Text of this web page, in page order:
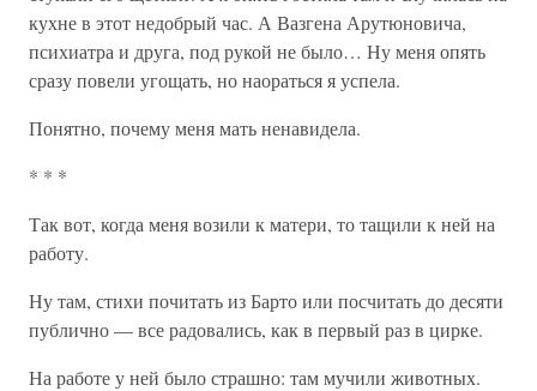
кухне в этот недобрый час. А Вазгена Арутюновича,
психиатра и друга, под рукой не было… Ну меня опять
сразу повели угощать, но наораться я успела.
Понятно, почему меня мать ненавидела.
* * *
Так вот, когда меня возили к матери, то тащили к ней на
работу.
Ну там, стихи почитать из Барто или посчитать до десяти
публично — все радовались, как в первый раз в цирке.
На работе у ней было страшно: там мучили животных.